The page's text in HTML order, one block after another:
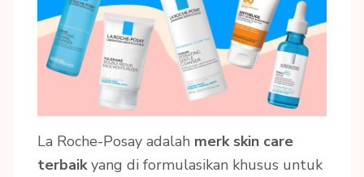
La Roche-Posay adalah merk skin care
terbaikyang di formulasikan khusus untuk